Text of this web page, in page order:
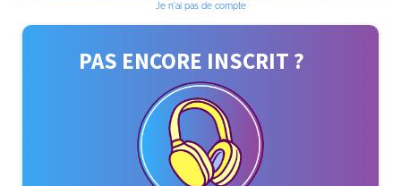
Je n'ai pas de compte
PAS ENCORE INSCRIT ?